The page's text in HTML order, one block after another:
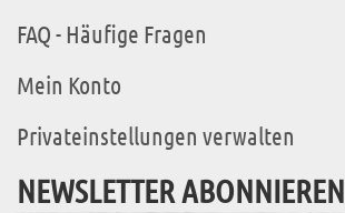
FAQ - Häufige Fragen
Mein Konto
Privateinstellungen verwalten
NEWSLETTER ABONNIEREN